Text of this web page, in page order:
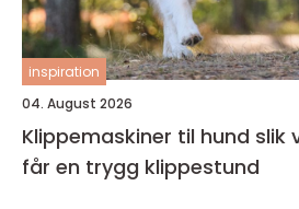
inspiration
04. August 2026
Klippemaskiner til hund slik velger du riktig og
får en trygg klippestund